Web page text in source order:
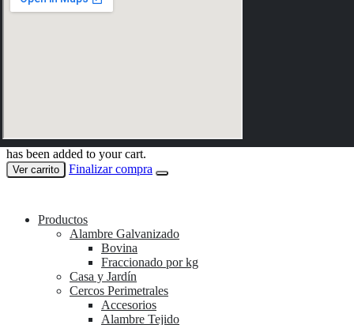
has been added to your cart.
Ver carrito Finalizar compra
Productos
Alambre Galvanizado
Bovina
Fraccionado por kg
Casa y Jardín
Cercos Perimetrales
Accesorios
Alambre Tejido